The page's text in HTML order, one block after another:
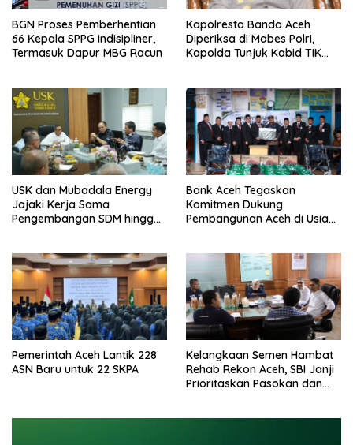
BGN Proses Pemberhentian
66 Kepala SPPG Indisipliner,
Termasuk Dapur MBG Racun
Kapolresta Banda Aceh
Diperiksa di Mabes Polri,
Kapolda Tunjuk Kabid TIK
USK dan Mubadala Energy
Jajaki Kerja Sama
Pengembangan SDM hingga
Bank Aceh Tegaskan
Komitmen Dukung
Pembangunan Aceh di Usia
Pemerintah Aceh Lantik 228
ASN Baru untuk 22 SKPA
Kelangkaan Semen Hambat
Rehab Rekon Aceh, SBI Janji
Prioritaskan Pasokan dan